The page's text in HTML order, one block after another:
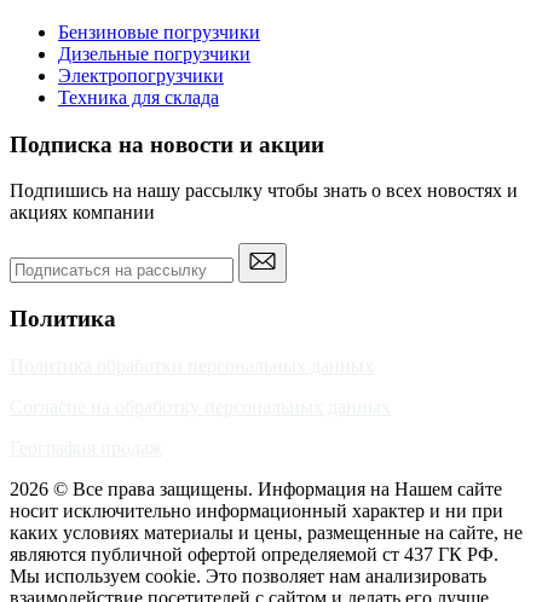
Бензиновые погрузчики
Дизельные погрузчики
Электропогрузчики
Техника для склада
Подписка на новости и акции
Подпишись на нашу рассылку чтобы знать о всех новостях и
акциях компании
Политика
2026 © Все права защищены. Информация на Нашем сайте
носит исключительно информационный характер и ни при
каких условиях материалы и цены, размещенные на сайте, не
являются публичной офертой определяемой ст 437 ГК РФ.
Мы используем cookie. Это позволяет нам анализировать
взаимодействие посетителей с сайтом и делать его лучше.